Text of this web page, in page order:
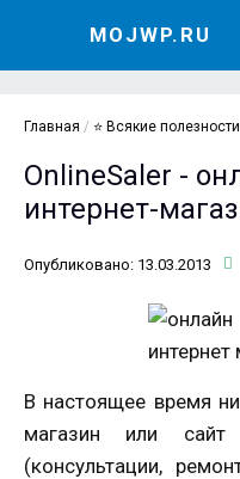
MOJWP.RU
Главная / ⭐ Всякие полезности
OnlineSaler -
интернет-
Опубликовано: 13.03.2013
В настоящее время
магазин или сайт
(консультации,